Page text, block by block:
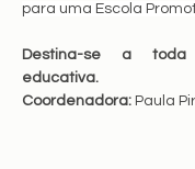
para uma Escola
Destina-se a
educativa.
Coordenadora: Paula